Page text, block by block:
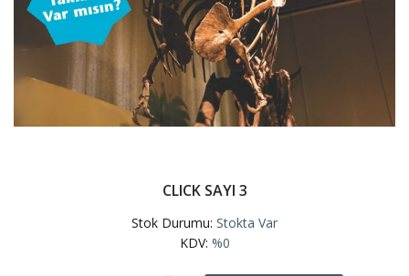
CLICK SAYI 3
Stok Durumu: Stokta Var
KDV: %0